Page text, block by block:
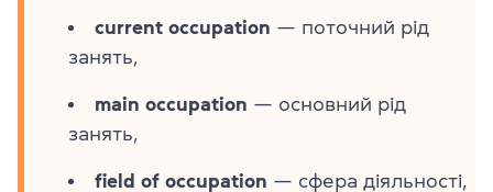
current occupation — поточний рід
занять,
main occupation — основний рід
занять,
field of occupation — сфера діяльності,